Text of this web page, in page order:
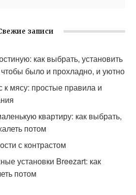
записи
как выбрать, установить
чтобы было и прохладно, и уютно
к мясу: простые правила и
квартиру: как выбрать,
потом
с контрастом
установки Breezart: как
потом